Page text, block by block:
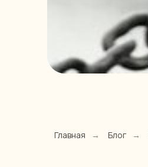
Главная → Блог →